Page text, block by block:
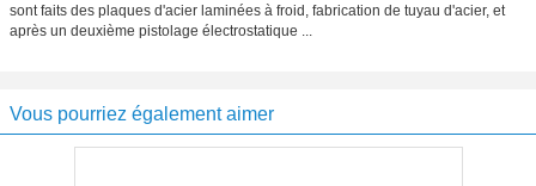
sont faits des plaques d'acier laminées à froid, fabrication de tuyau d'acier, et
après un deuxième pistolage électrostatique ...
Vous pourriez également aimer